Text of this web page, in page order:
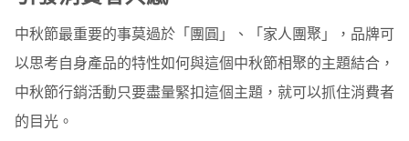
有效！
零門檻做好中秋節行銷：掌握節慶要素＋產品力
中秋節最重要的事莫過於「團圓」、「家人團聚」，品牌可
以思考自身產品的特性如何與這個中秋節相聚的主題結合，
中秋節行銷活動只要盡量緊扣這個主題，就可以抓住消費者
的目光。